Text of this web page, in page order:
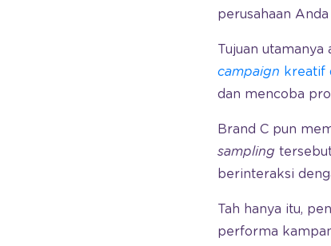
perusahaan
Tujuan
campaign kreatif
dan mencoba
Brand C pun
sampling
berinteraksi
Tah hanya itu,
performa